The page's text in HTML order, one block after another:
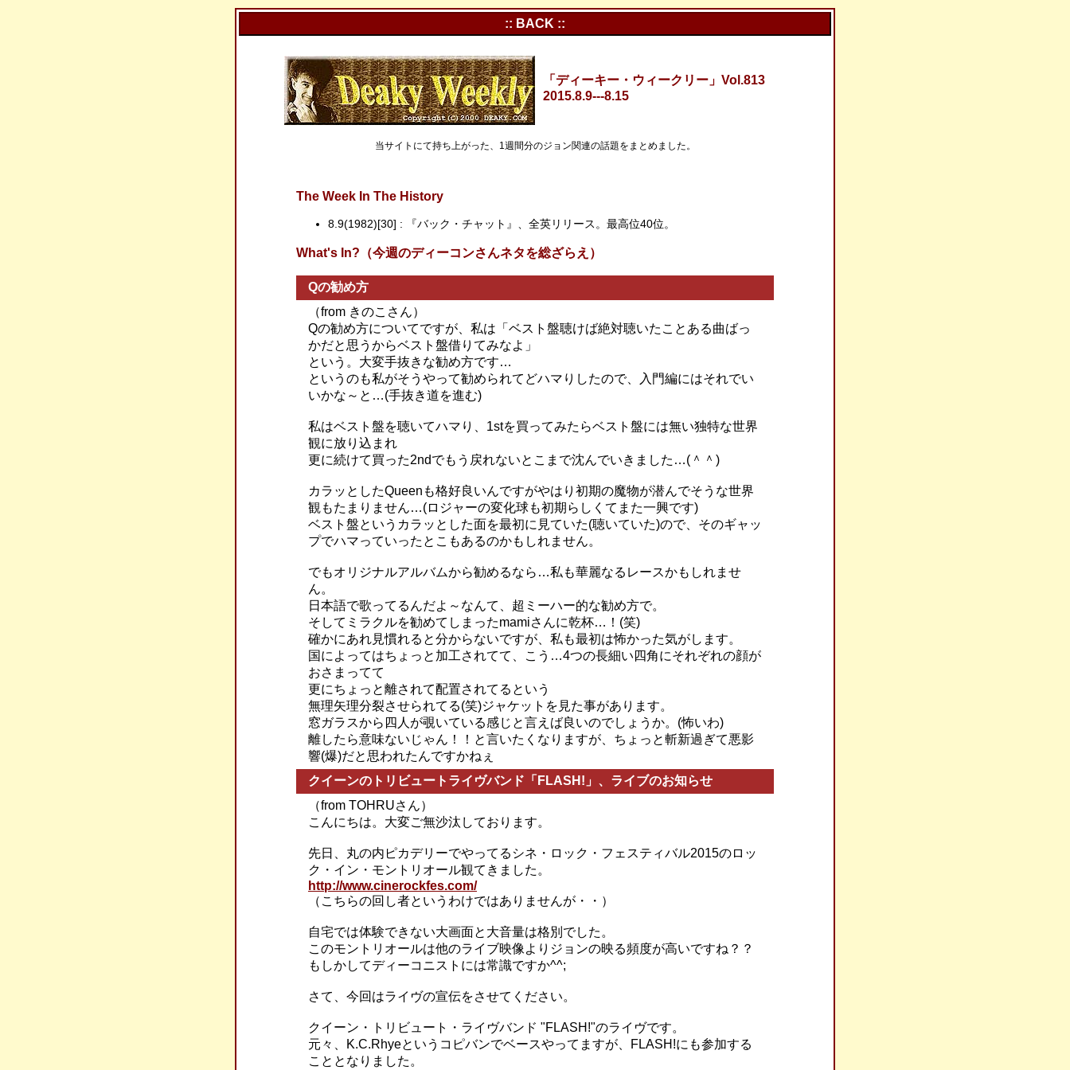
:: BACK ::
「ディーキー・ウィークリー」Vol.813
2015.8.9---8.15
当サイトにて持ち上がった、1週間分のジョン関連の話題をまとめました。
The Week In The History
8.9(1982)[30] : 『バック・チャット』、全英リリース。最高位40位。
What's In?（今週のディーコンさんネタを総ざらえ）
Qの勧め方
（from きのこさん）
Qの勧め方についてですが、私は「ベスト盤聴けば絶対聴いたことある曲ばっ
かだと思うからベスト盤借りてみなよ」
という。大変手抜きな勧め方です…
というのも私がそうやって勧められてどハマりしたので、入門編にはそれでい
いかな～と…(手抜き道を進む)
私はベスト盤を聴いてハマり、1stを買ってみたらベスト盤には無い独特な世界
観に放り込まれ
更に続けて買った2ndでもう戻れないとこまで沈んでいきました…(＾＾)
カラッとしたQueenも格好良いんですがやはり初期の魔物が潜んでそうな世界
観もたまりません…(ロジャーの変化球も初期らしくてまた一興です)
ベスト盤というカラッとした面を最初に見ていた(聴いていた)ので、そのギャッ
プでハマっていったとこもあるのかもしれません。
でもオリジナルアルバムから勧めるなら…私も華麗なるレースかもしれませ
ん。
日本語で歌ってるんだよ～なんて、超ミーハー的な勧め方で。
そしてミラクルを勧めてしまったmamiさんに乾杯…！(笑)
確かにあれ見慣れると分からないですが、私も最初は怖かった気がします。
国によってはちょっと加工されてて、こう…4つの長細い四角にそれぞれの顔が
おさまってて
更にちょっと離されて配置されてるという
無理矢理分裂させられてる(笑)ジャケットを見た事があります。
窓ガラスから四人が覗いている感じと言えば良いのでしょうか。(怖いわ)
離したら意味ないじゃん！！と言いたくなりますが、ちょっと斬新過ぎて悪影
響(爆)だと思われたんですかねぇ
クイーンのトリビュートライヴバンド「FLASH!」、ライブのお知らせ
（from TOHRUさん）
こんにちは。大変ご無沙汰しております。
先日、丸の内ピカデリーでやってるシネ・ロック・フェスティバル2015のロッ
ク・イン・モントリオール観てきました。
http://www.cinerockfes.com/
（こちらの回し者というわけではありませんが・・）
自宅では体験できない大画面と大音量は格別でした。
このモントリオールは他のライブ映像よりジョンの映る頻度が高いですね？？
もしかしてディーコニストには常識ですか^^;
さて、今回はライヴの宣伝をさせてください。
クイーン・トリビュート・ライヴバンド "FLASH!"のライヴです。
元々、K.C.Rhyeというコピバンでベースやってますが、FLASH!にも参加する
こととなりました。